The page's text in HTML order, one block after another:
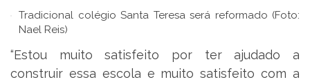
Tradicional colégio Santa Teresa será reformado (Foto:
Nael Reis)
“Estou muito satisfeito por ter ajudado a
construir essa escola e muito satisfeito com a